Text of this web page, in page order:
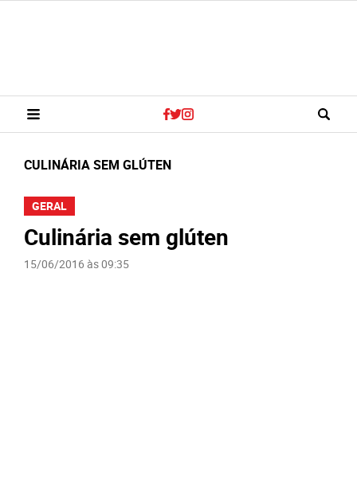
CULINÁRIA SEM GLÚTEN
GERAL
Culinária sem glúten
15/06/2016 às 09:35